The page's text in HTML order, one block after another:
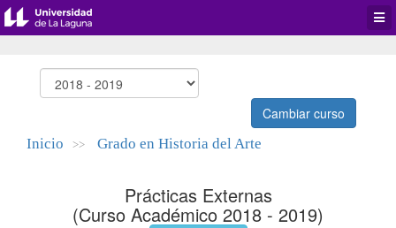
Cambiar curso
Inicio >> Grado en Historia del Arte
Prácticas Externas
(Curso Académico 2018 - 2019)